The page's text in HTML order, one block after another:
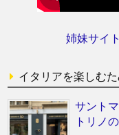
姉妹サイ
イタリアを楽しむ
サント
トリノ